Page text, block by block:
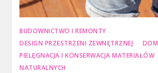
BUDOWNICTWO I REMONTY
DESIGN PRZESTRZENI ZEWNĘTRZNEJ
DOM
PIELĘGNACJA I KONSERWACJA MATERIAŁÓW
NATURALNYCH